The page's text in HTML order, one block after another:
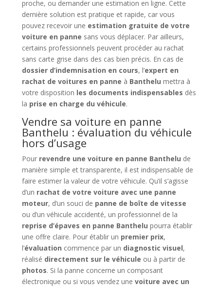
proche, ou demander une estimation en ligne. Cette
dernière solution est pratique et rapide, car vous
pouvez recevoir une estimation gratuite de votre
voiture en panne sans vous déplacer. Par ailleurs,
certains professionnels peuvent procéder au rachat
sans carte grise dans des cas bien précis. En cas de
dossier d’indemnisation en cours, l’expert en
rachat de voitures en panne à Banthelu mettra à
votre disposition les documents indispensables dès
la prise en charge du véhicule.
Vendre sa voiture en panne
Banthelu : évaluation du véhicule
hors d’usage
Pour revendre une voiture en panne Banthelu de
manière simple et transparente, il est indispensable de
faire estimer la valeur de votre véhicule. Qu’il s’agisse
d’un rachat de votre voiture avec une panne
moteur, d’un souci de panne de boîte de vitesse
ou d’un véhicule accidenté, un professionnel de la
reprise d’épaves en panne Banthelu pourra établir
une offre claire. Pour établir un premier prix,
l’évaluation commence par un diagnostic visuel,
réalisé directement sur le véhicule ou à partir de
photos. Si la panne concerne un composant
électronique ou si vous vendez une voiture avec un